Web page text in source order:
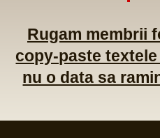
Rugam membrii
copy-paste
nu o data sa